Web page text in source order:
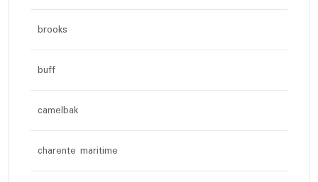
brooks
buff
camelbak
charente maritime